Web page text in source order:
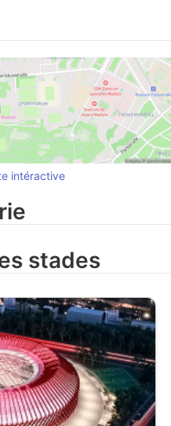
intéractive
stades